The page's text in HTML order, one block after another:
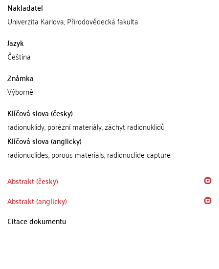
Nakladatel
Univerzita Karlova, Přírodovědecká fakulta
Jazyk
Čeština
Známka
Výborně
Klíčová slova (česky)
radionuklidy, porézní materiály, záchyt radionuklidů
Klíčová slova (anglicky)
radionuclides, porous materials, radionuclide capture
Abstrakt (česky)
Abstrakt (anglicky)
Citace dokumentu